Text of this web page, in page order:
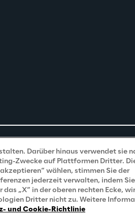
Darüber hinaus verwendet sie
Zwecke auf Plattformen Dritter.
wählen, stimmen Sie der
jederzeit verwalten, indem
„X“ in der oberen rechten Ecke,
Dritter nicht zu. Weitere
und Cookie-Richtlinie